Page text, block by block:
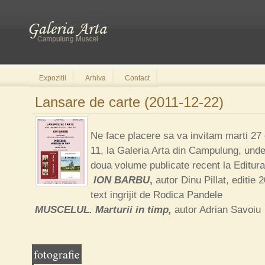
Expozitii Arhiva Contact
Lansare de carte (2011-12-22)
Ne face placere sa va invitam marti 27
11, la Galeria Arta din Campulung,
doua volume publicate recent la
ION BARBU, autor Dinu Pillat, editie
text ingrijit de Rodica Pandele
MUSCELUL. Marturii in timp, autor Adrian Savoiu
fotografie